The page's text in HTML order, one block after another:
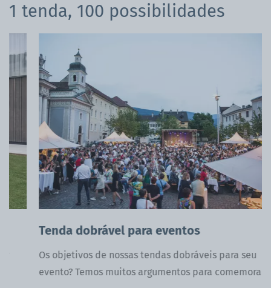
1 tenda, 100 possibilidades
Tenda dobrável para eventos
Os objetivos de nossas tendas dobráveis ​​para seu
evento? Temos muitos argumentos para comemorar.